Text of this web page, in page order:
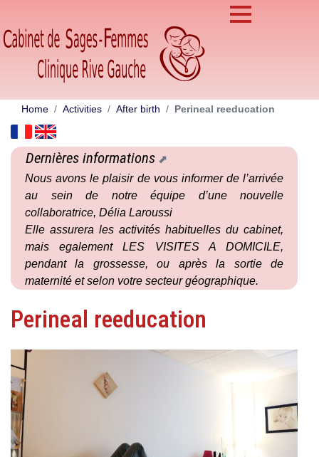
Home Activities After birth Perineal reeducation
Dernières informations
Nous avons le plaisir de vous informer de l’arrivée
au sein de notre équipe d’une nouvelle
collaboratrice, Délia Laroussi
Elle assurera les activités habituelles du cabinet,
mais egalement LES VISITES A DOMICILE,
pendant la grossesse, ou après la sortie de
maternité et selon votre secteur géographique.
Perineal reeducation